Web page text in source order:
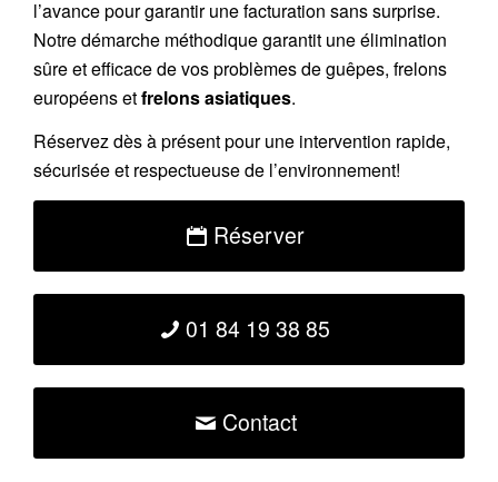
l’avance pour garantir une facturation sans surprise.
Notre démarche méthodique garantit une élimination
sûre et efficace de vos problèmes de guêpes, frelons
européens etfrelons asiatiques.
Réservez dès à présent pour une intervention rapide,
sécurisée et respectueuse de l’environnement!
Réserver
01 84 19 38 85
Contact